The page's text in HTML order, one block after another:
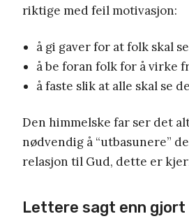
riktige med feil motivasjon:
å gi gaver for at folk skal
å be foran folk for å virke
å faste slik at alle skal se
Den himmelske far ser det
nødvendig å “utbasunere”
relasjon til Gud, dette er
Lettere sagt enn gjort